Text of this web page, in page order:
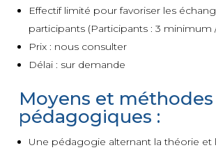
Effectif limité pour favoriser les
participants (Participants : 3 minimum
Prix : nous consulter
Délai : sur demande
Moyens et méthodes
pédagogiques :
Une pédagogie alternant la théorie et